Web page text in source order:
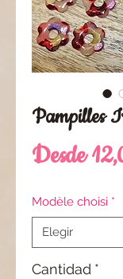
Pampilles
Desde
Modèle choisi *
Cantidad *